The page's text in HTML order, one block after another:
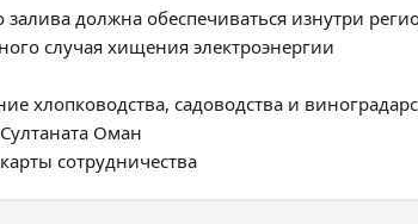
должна обеспечиваться изнутри
случая хищения электроэнергии
хлопководства, садоводства и
Оман
сотрудничества